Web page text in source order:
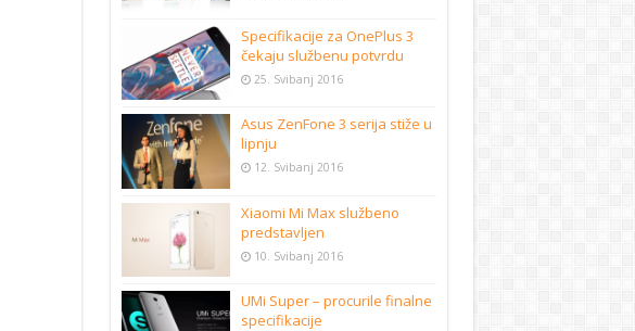
Specifikacije za OnePlus 3
čekaju službenu potvrdu
25. Svibanj 2016
Asus ZenFone 3 serija stiže u
lipnju
12. Svibanj 2016
Xiaomi Mi Max službeno
predstavljen
10. Svibanj 2016
UMi Super – procurile finalne
specifikacije